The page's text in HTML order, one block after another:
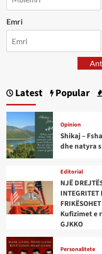
Emri
Latest Popular
Opinion
Shikaj –
dhe natyra
Editorial
NJË
INTEGRITET
Kufizimet e
GJKKO
Personalitete